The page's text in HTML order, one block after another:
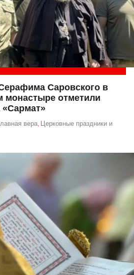
Саровского в
монастыре отметили
«Сармат»
вера Церковные праздники и